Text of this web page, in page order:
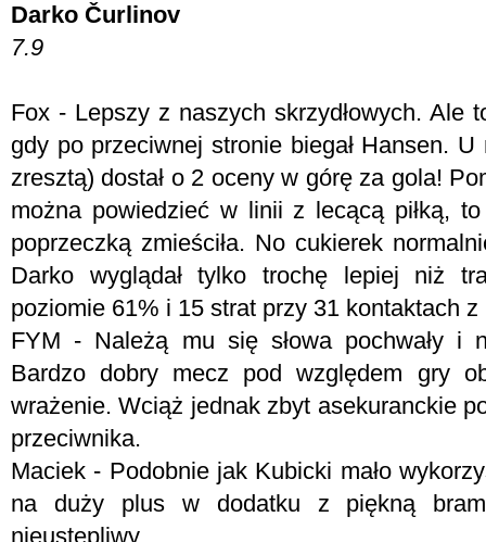
Darko Čurlinov
7.9
Fox - Lepszy z naszych skrzydłowych. Ale
gdy po przeciwnej stronie biegał Hansen. U
zresztą) dostał o 2 oceny w górę za gola!
można powiedzieć w linii z lecącą piłką,
poprzeczką zmieściła. No cukierek
Darko wyglądał tylko trochę lepiej niż
poziomie 61% i 15 strat przy 31 kontaktach
FYM - Należą mu się słowa pochwały i
Bardzo dobry mecz pod względem gry
wrażenie. Wciąż jednak zbyt asekuranckie
przeciwnika.
Maciek - Podobnie jak Kubicki mało
na duży plus w dodatku z piękną
nieustępliwy.